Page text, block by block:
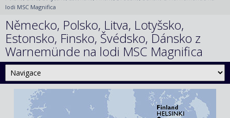
lodi MSC Magnifica
Německo, Polsko, Litva, Lotyšsko,
Estonsko, Finsko, Švédsko, Dánsko z
Warnemünde na lodi MSC Magnifica